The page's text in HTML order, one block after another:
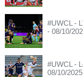
#UWCL -
- 08/10/
#UWCL -
08/10/2025